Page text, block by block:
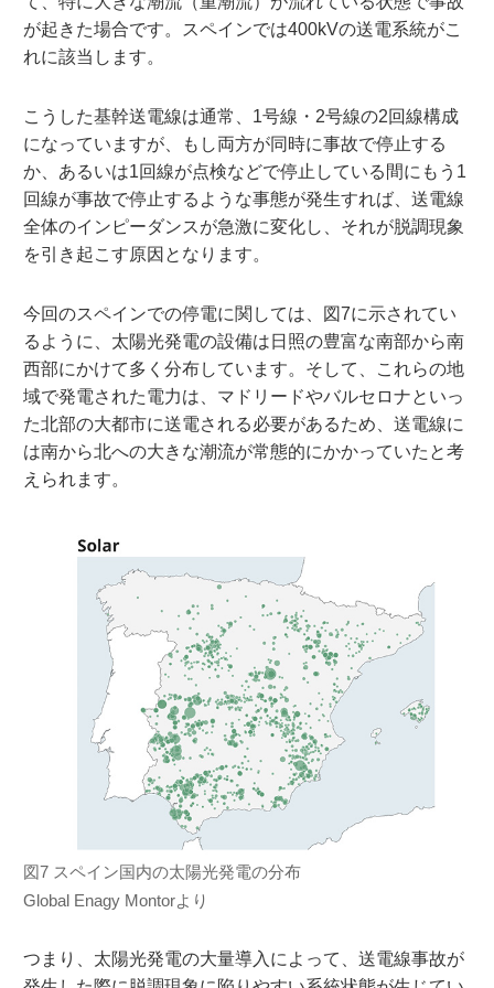
が起きた場合です。スペインでは400kVの送電系統がこ
れに該当します。
こうした基幹送電線は通常、1号線・2号線の2回線構成
になっていますが、もし両方が同時に事故で停止する
か、あるいは1回線が点検などで停止している間にもう1
回線が事故で停止するような事態が発生すれば、送電線
全体のインピーダンスが急激に変化し、それが脱調現象
を引き起こす原因となります。
今回のスペインでの停電に関しては、図7に示されてい
るように、太陽光発電の設備は日照の豊富な南部から南
西部にかけて多く分布しています。そして、これらの地
域で発電された電力は、マドリードやバルセロナといっ
た北部の大都市に送電される必要があるため、送電線に
は南から北への大きな潮流が常態的にかかっていたと考
えられます。
図7 スペイン国内の太陽光発電の分布
Global Enagy Montorより
つまり、太陽光発電の大量導入によって、送電線事故が